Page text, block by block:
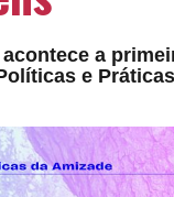
acontece a
e